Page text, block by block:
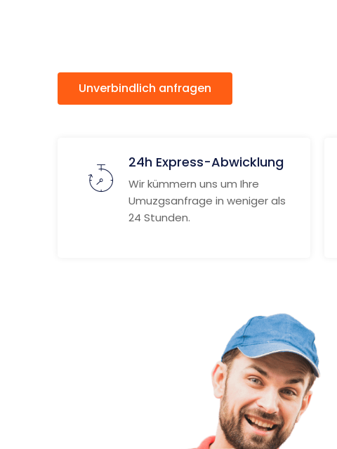
Unverbindlich anfragen
24h Express-Abwicklung
Wir kümmern uns um Ihre
Umuzgsanfrage in weniger als
24 Stunden.